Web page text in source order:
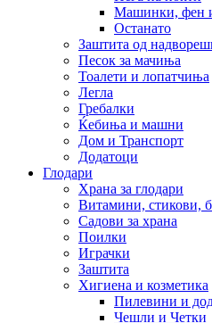
Машинки, фен
Останато
Заштита од
Песок за мачиња
Тоалети и лопатчиња
Легла
Гребалки
Ќебиња и машни
Дом и Транспорт
Додатоци
Глодари
Храна за глодари
Витамини, стикови,
Садови за храна
Поилки
Играчки
Заштита
Хигиена и козметика
Пилевини и
Чешли и Четки